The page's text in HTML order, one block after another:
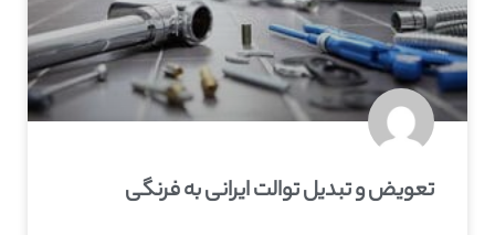
تعویض و تبدیل توالت ایرانی به فرنگی